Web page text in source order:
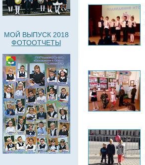
МОЙ ВЫПУСК 2018
ФОТООТЧЕТЫ